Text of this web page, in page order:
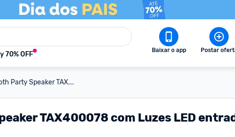
70% OFF Baixar o app Postar
Party Speaker TAX...
TAX400078 com Luzes LED